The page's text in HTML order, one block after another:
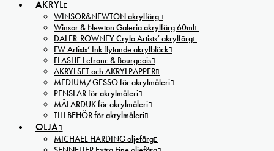
AKRYL
WINSOR&NEWTON akrylfärg
Winsor & Newton Galeria akrylfärg 60ml
DALER-ROWNEY Cryla Artists’ akrylfärg
FW Artists’ Ink flytande akrylbläck
FLASHE Lefranc & Bourgeois
AKRYLSET och AKRYLPAPPER
MEDIUM/GESSO för akrylmåleri
PENSLAR för akrylmåleri
MÅLARDUK för akrylmåleri
TILLBEHÖR för akrylmåleri
OLJA
MICHAEL HARDING oljefärg